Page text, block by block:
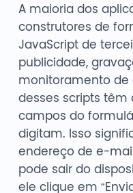
A maioria dos
construtores de
JavaScript de
publicidade,
monitoramento de
desses scripts têm
campos do
digitam. Isso
endereço de e-
pode sair do
ele clique em